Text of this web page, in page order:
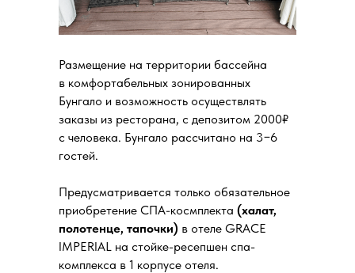
Размещение на территории бассейна
в комфортабельных зонированных
Бунгало и возможность осуществлять
заказы из ресторана, с депозитом 2000₽
с человека. Бунгало рассчитано на 3−6
гостей.
Предусматривается только обязательное
приобретение СПА-космплекта (халат,
полотенце, тапочки) в отеле GRACE
IMPERIAL на стойке-ресепшен спа-
комплекса в 1 корпусе отеля.